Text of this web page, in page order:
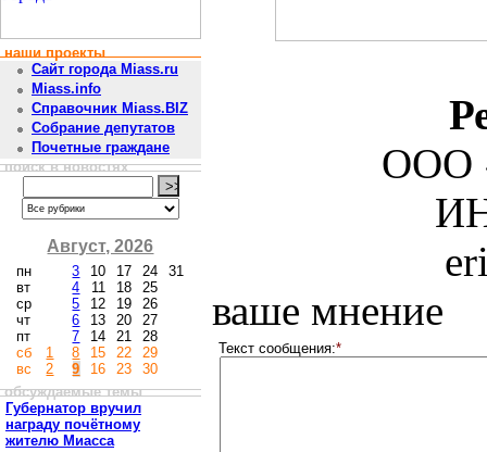
наши проекты
Сайт города Miass.ru
Miass.info
Справочник Miass.BIZ
Собрание депутатов
Почетные граждане
поиск в новостях
Август, 2026
пн
вт
ср
чт
пт
сб
вс
1
2
3
4
5
6
7
8
9
10
11
12
13
14
15
16
17
18
19
20
21
22
23
24
25
26
27
28
29
30
31
обсуждаемые темы
Губернатор вручил
награду почётному
жителю Миасса
ООО
ваше мнение
Текст сообщения:*